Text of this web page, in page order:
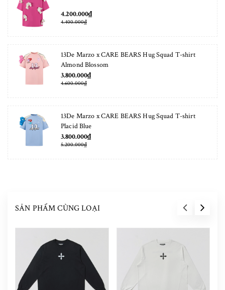
4.200.000₫
4.400.000₫
13De Marzo x CARE BEARS Hug Squad T-shirt
Almond Blossom
3.800.000₫
4.600.000₫
13De Marzo x CARE BEARS Hug Squad T-shirt
Placid Blue
3.800.000₫
5.200.000₫
SẢN PHẨM CÙNG LOẠI